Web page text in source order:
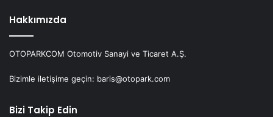
Hakkımızda
OTOPARKCOM Otomotiv Sanayi ve Ticaret A.Ş.
Bizimle iletişime geçin: baris@otopark.com
Bizi Takip Edin